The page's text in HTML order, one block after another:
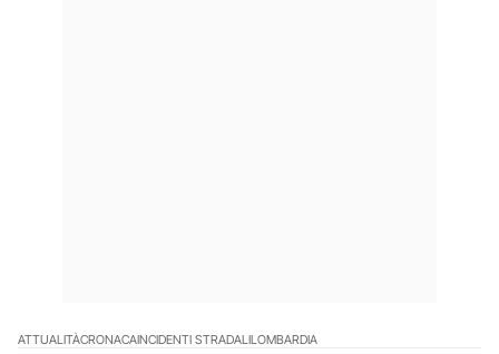
ATTUALITÀCRONACAINCIDENTI STRADALILOMBARDIA